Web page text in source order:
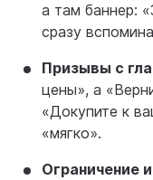
а там баннер:
сразу
Призывы с
цены», а
«Докупите к
«мягко».
Ограничение